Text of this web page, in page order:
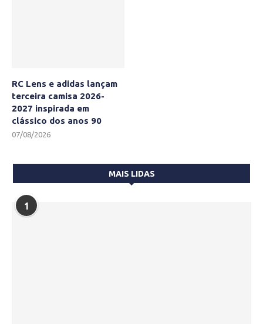
RC Lens e adidas lançam
terceira camisa 2026-
2027 inspirada em
clássico dos anos 90
07/08/2026
MAIS LIDAS
1